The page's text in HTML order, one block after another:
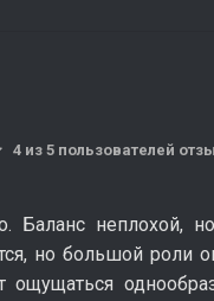
4 из 5 пользователей
Баланс неплохой,
но большой роли
ощущаться